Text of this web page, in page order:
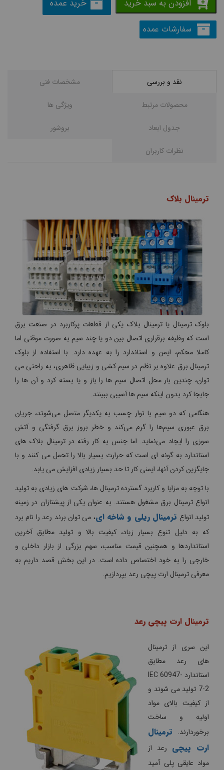
افزودن به سبد خرید خرید عمده
سفارشات عمده
نقد و بررسی مشخصات فنی
محصولات مرتبط ويژگی ها
جدول ابعاد بروشور
نظرات کاربران
ترمینال بلاک
بلوک ترمینال یا ترمینال بلاک یکی از قطعات پرکاربرد در صنعت برق
است که وظیفه برقراری اتصال بین دو یا چند سیم به صورت موقتی اما
کاملا محکم، ایمن و استاندارد را به عهده دارد. با استفاده از بلوک
ترمینال برق علاوه بر نظم در سیم کشی و زیبایی ظاهری، به راحتی می
توان، چندین بار محل اتصال سیم ها را باز و یا بسته کرد و آن ها را
جابجا کرد بدون اینکه سیم ها آسیبی ببینند.
هنگامی که دو سیم با نوار چسب به یکدیگر متصل می‌شوند، جریان
برق عبوری سیم‌ها را گرم می‌کند و خطر بروز برق گرفتگی و آتش
سوزی را ایجاد می‌نماید. اما جنس به کار رفته در ترمینال بلاک های
استاندارد به گونه ای است که حرارت بسیار بالا را تحمل می کنند و با
جایگزین کردن آنها، ایمنی کار تا حد بسیار زیادی افزایش می یابد.
با توجه به مزایا و کاربرد گسترده ترمینال ها، شرکت های زیادی به تولید
انواع ترمینال برق مشغول هستند. به عنوان یکی از پیشتازان در زمینه
تولید انواع ترمینال ریلی و شاخه ای، می توان برند رعد را نام برد
که به دلیل تنوع بسیار زیاد، کیفیت بالا و تولید مطابق آخرین
استانداردها و همچنین قیمت مناسب، سهم بزرگی از بازار داخلی و
خارجی را به خود اختصاص داده است. در این بخش قصد داریم به
معرفی ترمینال ارت پیچی رعد بپردازیم.
ترمینال ارت پیچی رعد
این سری از ترمینال
های رعد مطابق
استاندارد IEC 60947-
7-2 تولید می شوند و
از کیفیت بالای مواد
اولیه و ساخت
برخوردارند. ترمینال
ارت پیچی رعد از
مواد عایقی پلی آمید